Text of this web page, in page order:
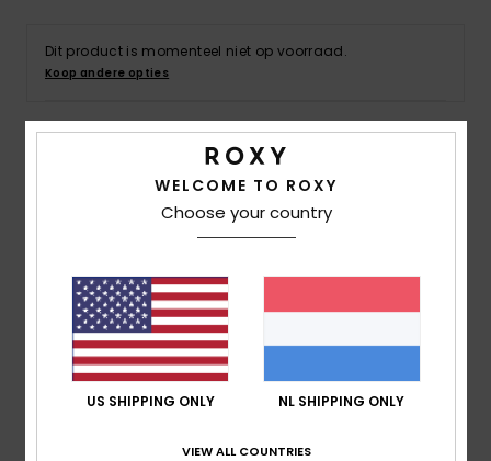
Accessoires
Dit product is momenteel niet op voorraad.
Koop andere opties
Details & functies
Dames Groen Gestreepte ribgebreide jurk
Kenmerken
Stof:Ribgebreide stof van katoen en elastaan [250
g/m2]
pasvorm: bodycon pasvorm
WELCOME TO ROXY
Choose your country
US SHIPPING ONLY NL SHIPPING ONLY
VIEW ALL COUNTRIES